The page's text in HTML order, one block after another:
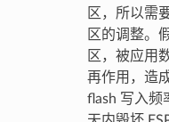
区，所以需
区的调整。
区，被应用
再作用，造
flash 写入频